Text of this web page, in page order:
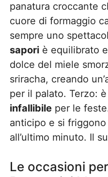
panatura croccante
cuore di formaggio
sempre uno
sapori è equilibrato
dolce del miele
sriracha, creando
per il palato. Terzo:
infallibile per le
anticipo e si
all’ultimo minuto. Il
Le occasioni